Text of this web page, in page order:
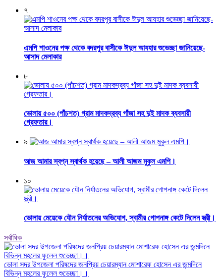
৭
এমপি শাওনের পক্ষ থেকে বদরপুর বাসীকে ঈদুল আযহার শুভেচ্ছা জানিয়েছে-
আসাদ মেলাকার
৮
ভোলায় ৫০০ (পাঁচশত) গ্রাম মাদকদ্রব্য গাঁজা সহ দুই মাদক ব্যবসায়ী
গ্রেফতার।
৯
আজ আমার স্বপ্ন স্বার্থক হয়েছে – আলী আজম মুকুল এমপি।
১০
ভোলায় মেয়েকে যৌন নির্যাতনের অভিযোগ, স্বামীর গোপনাঙ্গ কেটে দিলেন স্ত্রী।
সর্বাধিক
ভোলা সদর উপজেলা পরিষদের জনপ্রিয় চেয়ারম্যান মোশারেফ হোসেন এর জন্মদিনে
বিভিন্ন মহলের ফুলেল শুভেচ্ছা।।